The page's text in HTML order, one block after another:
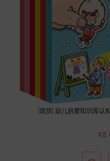
[现货] 幼儿启蒙知识库认
價